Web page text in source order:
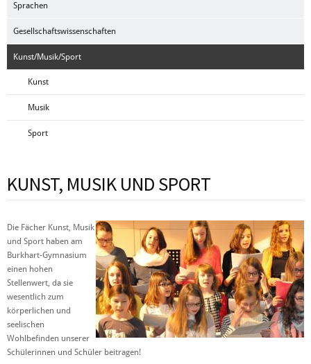
Sprachen
Gesellschaftswissenschaften
Kunst/Musik/Sport
Kunst
Musik
Sport
KUNST, MUSIK UND SPORT
Die Fächer Kunst, Musik
und Sport haben am
Burkhart-Gymnasium
einen hohen
Stellenwert, da sie
wesentlich zum
körperlichen und
seelischen
Wohlbefinden unserer
Schülerinnen und Schüler beitragen!